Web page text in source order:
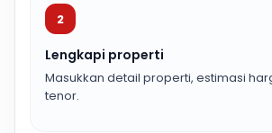
2
Lengkapi properti
Masukkan detail properti, estimasi
tenor.